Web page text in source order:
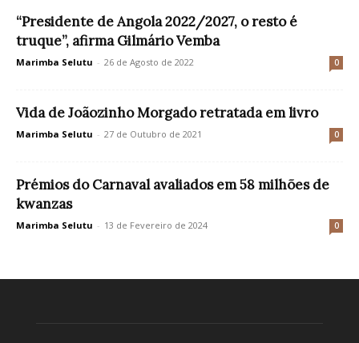
“Presidente de Angola 2022/2027, o resto é
truque”, afirma Gilmário Vemba
Marimba Selutu - 26 de Agosto de 2022 0
Vida de Joãozinho Morgado retratada em livro
Marimba Selutu - 27 de Outubro de 2021 0
Prémios do Carnaval avaliados em 58 milhões de
kwanzas
Marimba Selutu - 13 de Fevereiro de 2024 0